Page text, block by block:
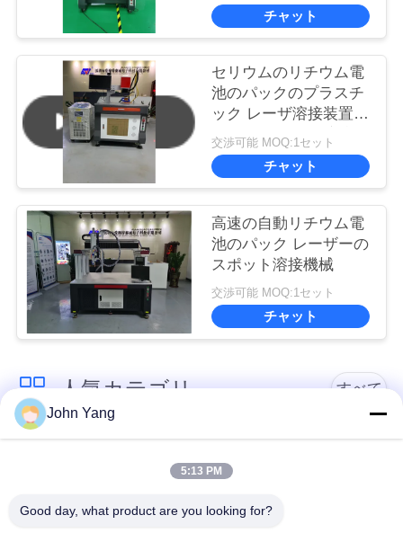
チャット
セリウムのリチウム電
池のパックのプラスチ
ック レーザ溶接装置、
マイクロ レーザ溶接機
械
交渉可能 MOQ:1セット
チャット
高速の自動リチウム電
池のパック レーザーの
スポット溶接機械
交渉可能 MOQ:1セット
チャット
人気カテゴリ すべて
接工
John Yang
5:13 PM
Good day, what product are you looking for?